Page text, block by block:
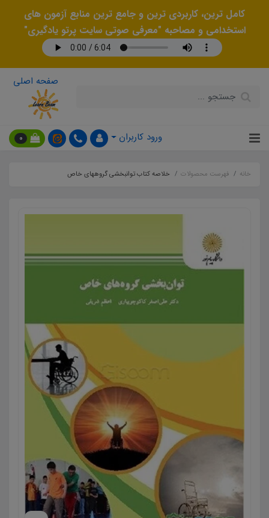
کامل ترین، کاربردی ترین و جامع ترین منابع آزمون های
استخدامی و مصاحبه "معرفی صوتی سایت پرتو یادگیری"
صفحه اصلی
ورود کاربران 0
خانه فهرست محصولات خلاصه کتاب توانبخشی گروههای خاص